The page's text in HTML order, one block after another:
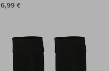
6,99 €